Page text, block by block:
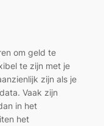
om geld te
te zijn met je
zijn als je
Vaak zijn
in het
het